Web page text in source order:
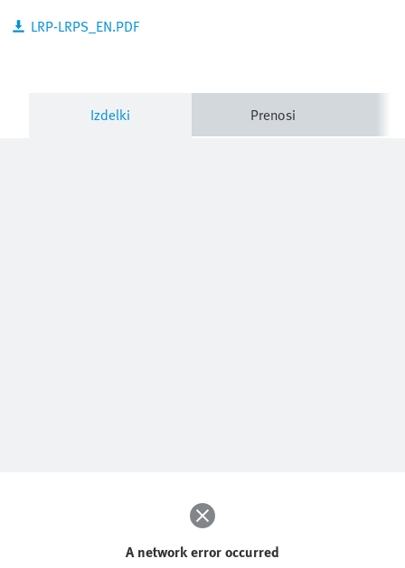
LRP-LRPS_EN.PDF
Izdelki Prenosi
A network error occurred